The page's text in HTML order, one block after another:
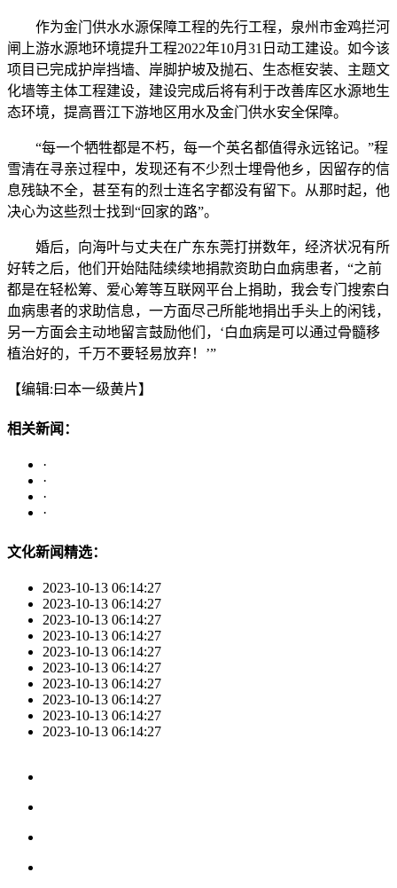
作为金门供水水源保障工程的先行工程，泉州市金鸡拦河
闸上游水源地环境提升工程2022年10月31日动工建设。如今该
项目已完成护岸挡墙、岸脚护坡及抛石、生态框安装、主题文
化墙等主体工程建设，建设完成后将有利于改善库区水源地生
态环境，提高晋江下游地区用水及金门供水安全保障。
“每一个牺牲都是不朽，每一个英名都值得永远铭记。”程
雪清在寻亲过程中，发现还有不少烈士埋骨他乡，因留存的信
息残缺不全，甚至有的烈士连名字都没有留下。从那时起，他
决心为这些烈士找到“回家的路”。
婚后，向海叶与丈夫在广东东莞打拼数年，经济状况有所
好转之后，他们开始陆陆续续地捐款资助白血病患者，“之前
都是在轻松筹、爱心筹等互联网平台上捐助，我会专门搜索白
血病患者的求助信息，一方面尽己所能地捐出手头上的闲钱，
另一方面会主动地留言鼓励他们，‘白血病是可以通过骨髓移
植治好的，千万不要轻易放弃！’”
【编辑:曰本一级黄片】
相关新闻：
·
·
·
·
文化新闻精选：
2023-10-13 06:14:27
2023-10-13 06:14:27
2023-10-13 06:14:27
2023-10-13 06:14:27
2023-10-13 06:14:27
2023-10-13 06:14:27
2023-10-13 06:14:27
2023-10-13 06:14:27
2023-10-13 06:14:27
2023-10-13 06:14:27